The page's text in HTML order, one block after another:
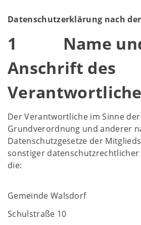
Datenschutzerklärung nach der
1 Name
Anschrift des
Der Verantwortliche im Sinne
Grundverordnung und anderer
Datenschutzgesetze der
sonstiger
die:
Gemeinde Walsdorf
Schulstraße 10